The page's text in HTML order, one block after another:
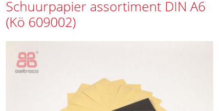
Schuurpapier assortiment DIN A6
(Kö 609002)